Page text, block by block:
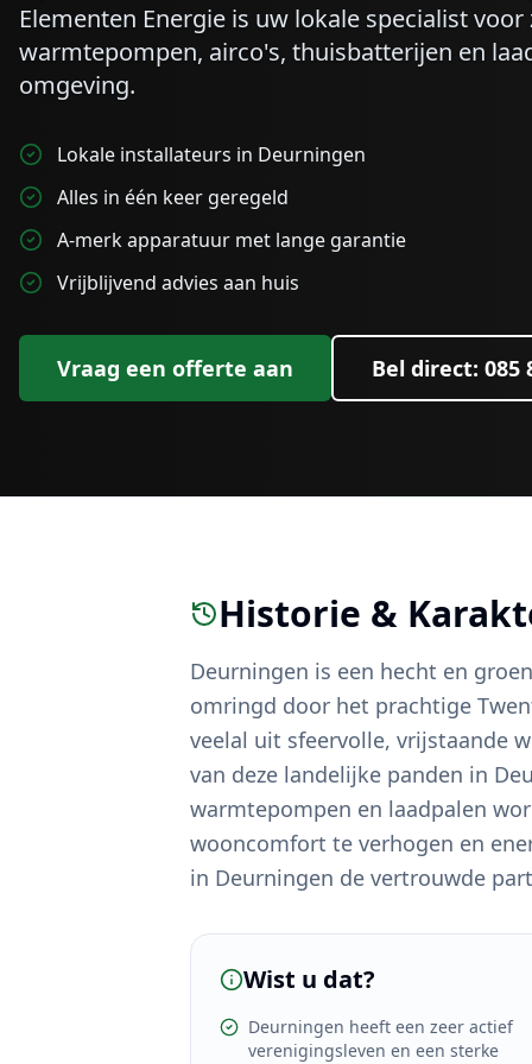
Elementen Energie is uw lokale specialist
warmtepompen, airco's, thuisbatterijen en
omgeving.
Lokale installateurs in Deurningen
Alles in één keer geregeld
A-merk apparatuur met lange garantie
Vrijblijvend advies aan huis
Vraag een offerte aan Bel direct: 085
Historie &
Deurningen is een hecht en
omringd door het prachtige
veelal uit sfeervolle, vrijstaande
van deze landelijke panden in
warmtepompen en laadpalen
wooncomfort te verhogen en
in Deurningen de vertrouwde
Wist u dat?
Deurningen heeft een zeer actief
verenigingsleven en een sterke